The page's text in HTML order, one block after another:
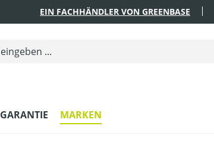
EIN FACHHÄNDLER VON GREENBASE
GARANTIE MARKEN